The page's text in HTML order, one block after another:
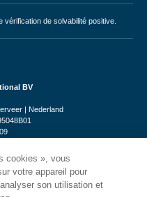
de solvabilité positive.
BV
| Nederland
cookies », vous
votre appareil pour
son utilisation et